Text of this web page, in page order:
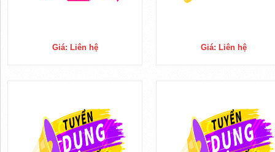
Giá: Liên hệ Giá: Liên hệ